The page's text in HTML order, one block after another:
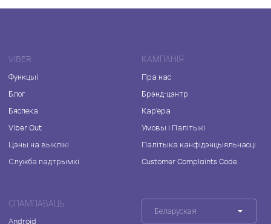
VIBER
Функцыі
Блог
Бяспека
Viber Out
Цэны на выклікі
Служба падтрымкі
КАМПАНІЯ
Пра нас
Брэнд-цэнтр
Кар'ера
Умовы і Палітыкі
Палітыка канфідэнцыяльнасці
Customer Complaints Code
СПАМПАВАЦЬ
Android
Беларуская